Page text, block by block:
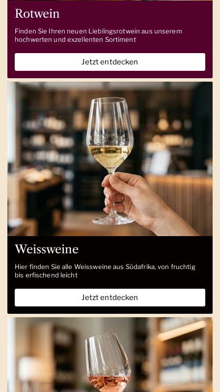
Rotwein
Finden Sie Ihren neuen Lieblingsrotwein aus unserem
hochwerten und exzellenten Sortiment
Jetzt entdecken
Weissweine
Hier finden Sie alle Weissweine aus Südafrika, von fruchtig
bis erfischend leicht
Jetzt entdecken